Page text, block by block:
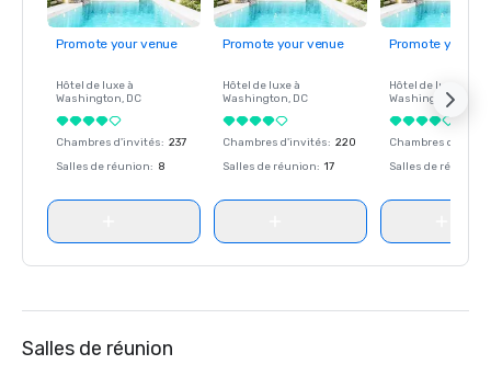
Promote your venue
Hôtel de luxe à
Washington, DC
Chambres d'invités: 237
Salles de réunion: 8
Promote your venue
Hôtel de luxe à
Washington, DC
Chambres d'invités: 220
Salles de réunion: 17
Promote your
Hôtel de luxe à
Washington
Chambres
Salles de réunion
Salles de réunion